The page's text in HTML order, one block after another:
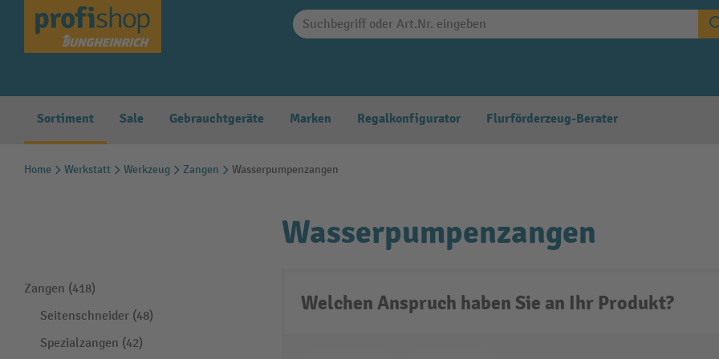
Zur Hauptnavigation springen
Sortiment Sale Gebrauchtgeräte Marken Regalkonfigurator Flurförderzeug-Berater
Home Werkstatt Werkzeug Zangen Wasserpumpenzangen
Zangen (418)
Seitenschneider (48)
Spezialzangen (42)
Wasserpumpenzangen
Welchen Anspruch haben Sie an Ihr Produkt?